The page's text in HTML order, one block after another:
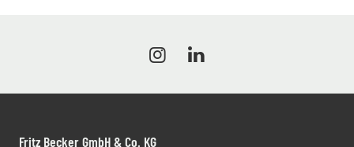
Fritz Becker GmbH & Co. KG